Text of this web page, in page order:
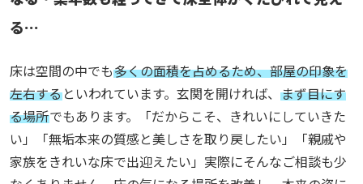
る…
床は空間の中でも多くの面積を占めるため、部屋の印象を
左右するといわれています。 玄関を開ければ、 まず目にす
る場所でもあります。
「だからこそ、きれいにしていきた
い」
「無垢本来の質感と美しさを取り戻したい」
「親戚や
家族をきれいな床で出迎えたい」 実際にそんなご相談も少